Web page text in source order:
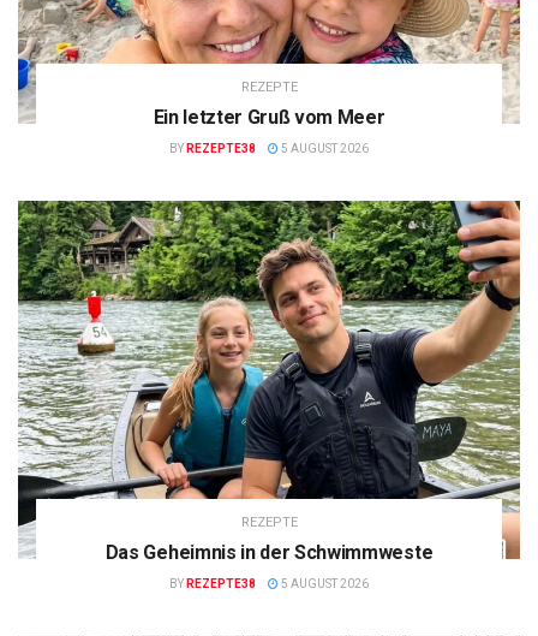
REZEPTE
Ein letzter Gruß vom Meer
BY REZEPTE38 5 AUGUST 2026
REZEPTE
Das Geheimnis in der Schwimmweste
BY REZEPTE38 5 AUGUST 2026